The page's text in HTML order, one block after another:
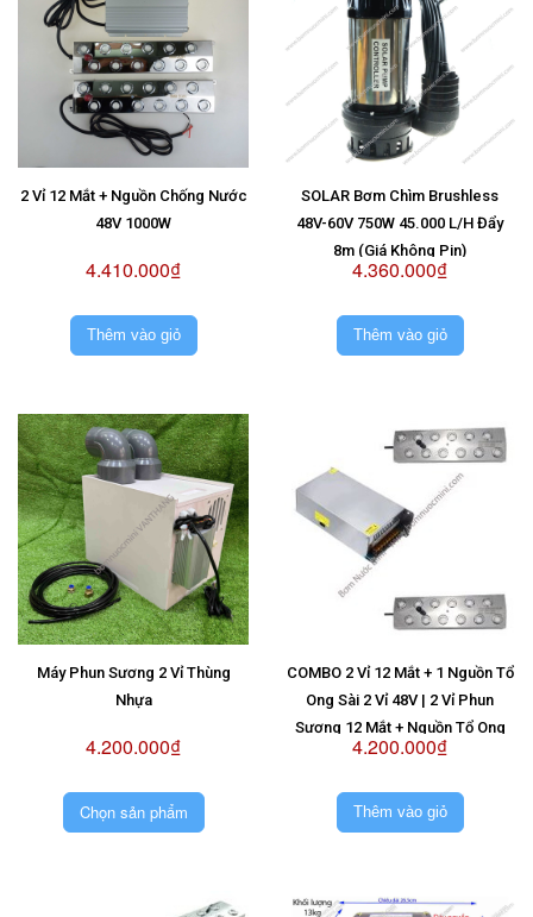
2 Vỉ 12 Mắt + Nguồn Chống Nước
48V 1000W
4.410.000₫
Thêm vào giỏ
SOLAR Bơm Chìm Brushless
48V-60V 750W 45.000 L/H Đẩy
8m (Giá Không Pin)
4.360.000₫
Thêm vào giỏ
Máy Phun Sương 2 Vỉ Thùng
Nhựa
4.200.000₫
Chọn sản phẩm
COMBO 2 Vỉ 12 Mắt + 1 Nguồn Tổ
Ong Sài 2 Vỉ 48V | 2 Vỉ Phun
Sương 12 Mắt + Nguồn Tổ Ong
Sài 2 Vỉ 48V
4.200.000₫
Thêm vào giỏ